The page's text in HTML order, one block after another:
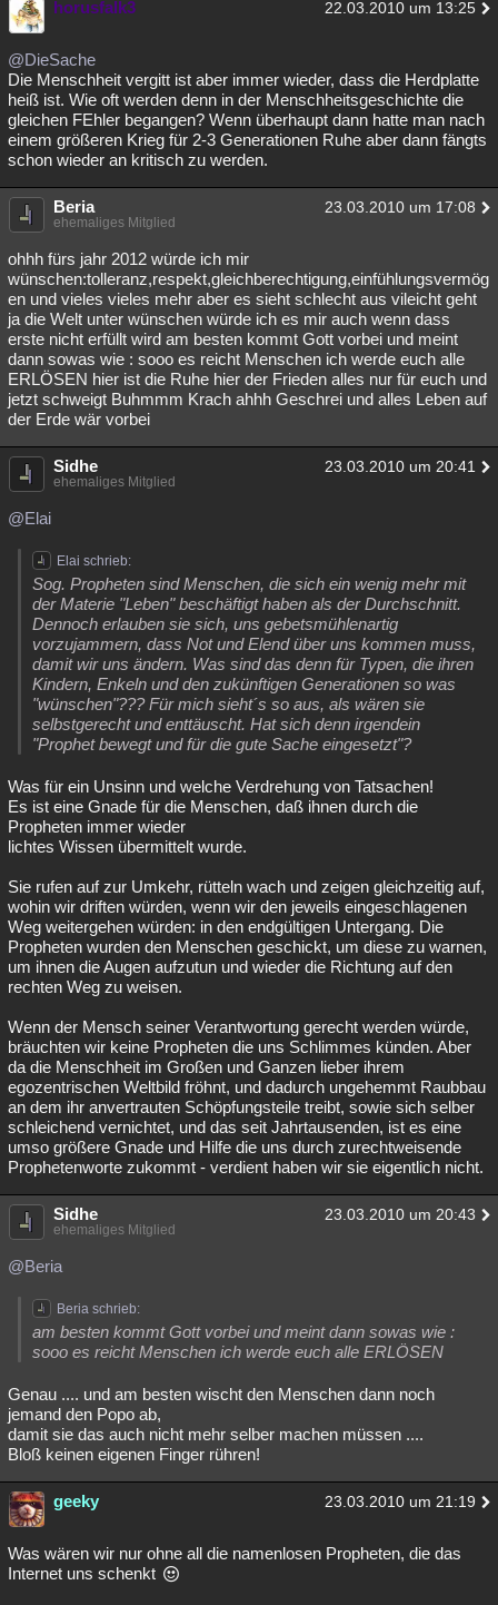
horusfalk3 22.03.2010 um 13:25
@DieSache
Die Menschheit vergitt ist aber immer wieder, dass die Herdplatte
heiß ist. Wie oft werden denn in der Menschheitsgeschichte die
gleichen FEhler begangen? Wenn überhaupt dann hatte man nach
einem größeren Krieg für 2-3 Generationen Ruhe aber dann fängts
schon wieder an kritisch zu werden.
Beria 23.03.2010 um 17:08
ehemaliges Mitglied
ohhh fürs jahr 2012 würde ich mir
wünschen:tolleranz,respekt,gleichberechtigung,einfühlungsvermög
en und vieles vieles mehr aber es sieht schlecht aus vileicht geht
ja die Welt unter wünschen würde ich es mir auch wenn dass
erste nicht erfüllt wird am besten kommt Gott vorbei und meint
dann sowas wie : sooo es reicht Menschen ich werde euch alle
ERLÖSEN hier ist die Ruhe hier der Frieden alles nur für euch und
jetzt schweigt Buhmmm Krach ahhh Geschrei und alles Leben auf
der Erde wär vorbei
Sidhe 23.03.2010 um 20:41
ehemaliges Mitglied
@Elai
Elai schrieb:
Sog. Propheten sind Menschen, die sich ein wenig mehr mit
der Materie "Leben" beschäftigt haben als der Durchschnitt.
Dennoch erlauben sie sich, uns gebetsmühlenartig
vorzujammern, dass Not und Elend über uns kommen muss,
damit wir uns ändern. Was sind das denn für Typen, die ihren
Kindern, Enkeln und den zukünftigen Generationen so was
"wünschen"??? Für mich sieht´s so aus, als wären sie
selbstgerecht und enttäuscht. Hat sich denn irgendein
"Prophet bewegt und für die gute Sache eingesetzt"?
Was für ein Unsinn und welche Verdrehung von Tatsachen!
Es ist eine Gnade für die Menschen, daß ihnen durch die
Propheten immer wieder
lichtes Wissen übermittelt wurde.
Sie rufen auf zur Umkehr, rütteln wach und zeigen gleichzeitig auf,
wohin wir driften würden, wenn wir den jeweils eingeschlagenen
Weg weitergehen würden: in den endgültigen Untergang. Die
Propheten wurden den Menschen geschickt, um diese zu warnen,
um ihnen die Augen aufzutun und wieder die Richtung auf den
rechten Weg zu weisen.
Wenn der Mensch seiner Verantwortung gerecht werden würde,
bräuchten wir keine Propheten die uns Schlimmes künden. Aber
da die Menschheit im Großen und Ganzen lieber ihrem
egozentrischen Weltbild fröhnt, und dadurch ungehemmt Raubbau
an dem ihr anvertrauten Schöpfungsteile treibt, sowie sich selber
schleichend vernichtet, und das seit Jahrtausenden, ist es eine
umso größere Gnade und Hilfe die uns durch zurechtweisende
Prophetenworte zukommt - verdient haben wir sie eigentlich nicht.
Sidhe 23.03.2010 um 20:43
ehemaliges Mitglied
@Beria
Beria schrieb:
am besten kommt Gott vorbei und meint dann sowas wie :
sooo es reicht Menschen ich werde euch alle ERLÖSEN
Genau .... und am besten wischt den Menschen dann noch
jemand den Popo ab,
damit sie das auch nicht mehr selber machen müssen ....
Bloß keinen eigenen Finger rühren!
geeky 23.03.2010 um 21:19
Was wären wir nur ohne all die namenlosen Propheten, die das
Internet uns schenkt